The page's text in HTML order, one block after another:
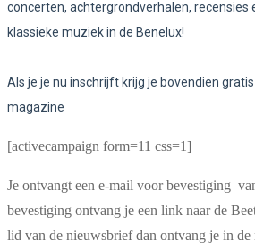
concerten, achtergrondverhalen, recensies
klassieke muziek in de Benelux!
Als je je nu inschrijft krijg je bovendien
magazine
[activecampaign form=11 css=1]
Je ontvangt een e-mail voor bevestiging
bevestiging ontvang je een link naar de
lid van de nieuwsbrief dan ontvang je in de